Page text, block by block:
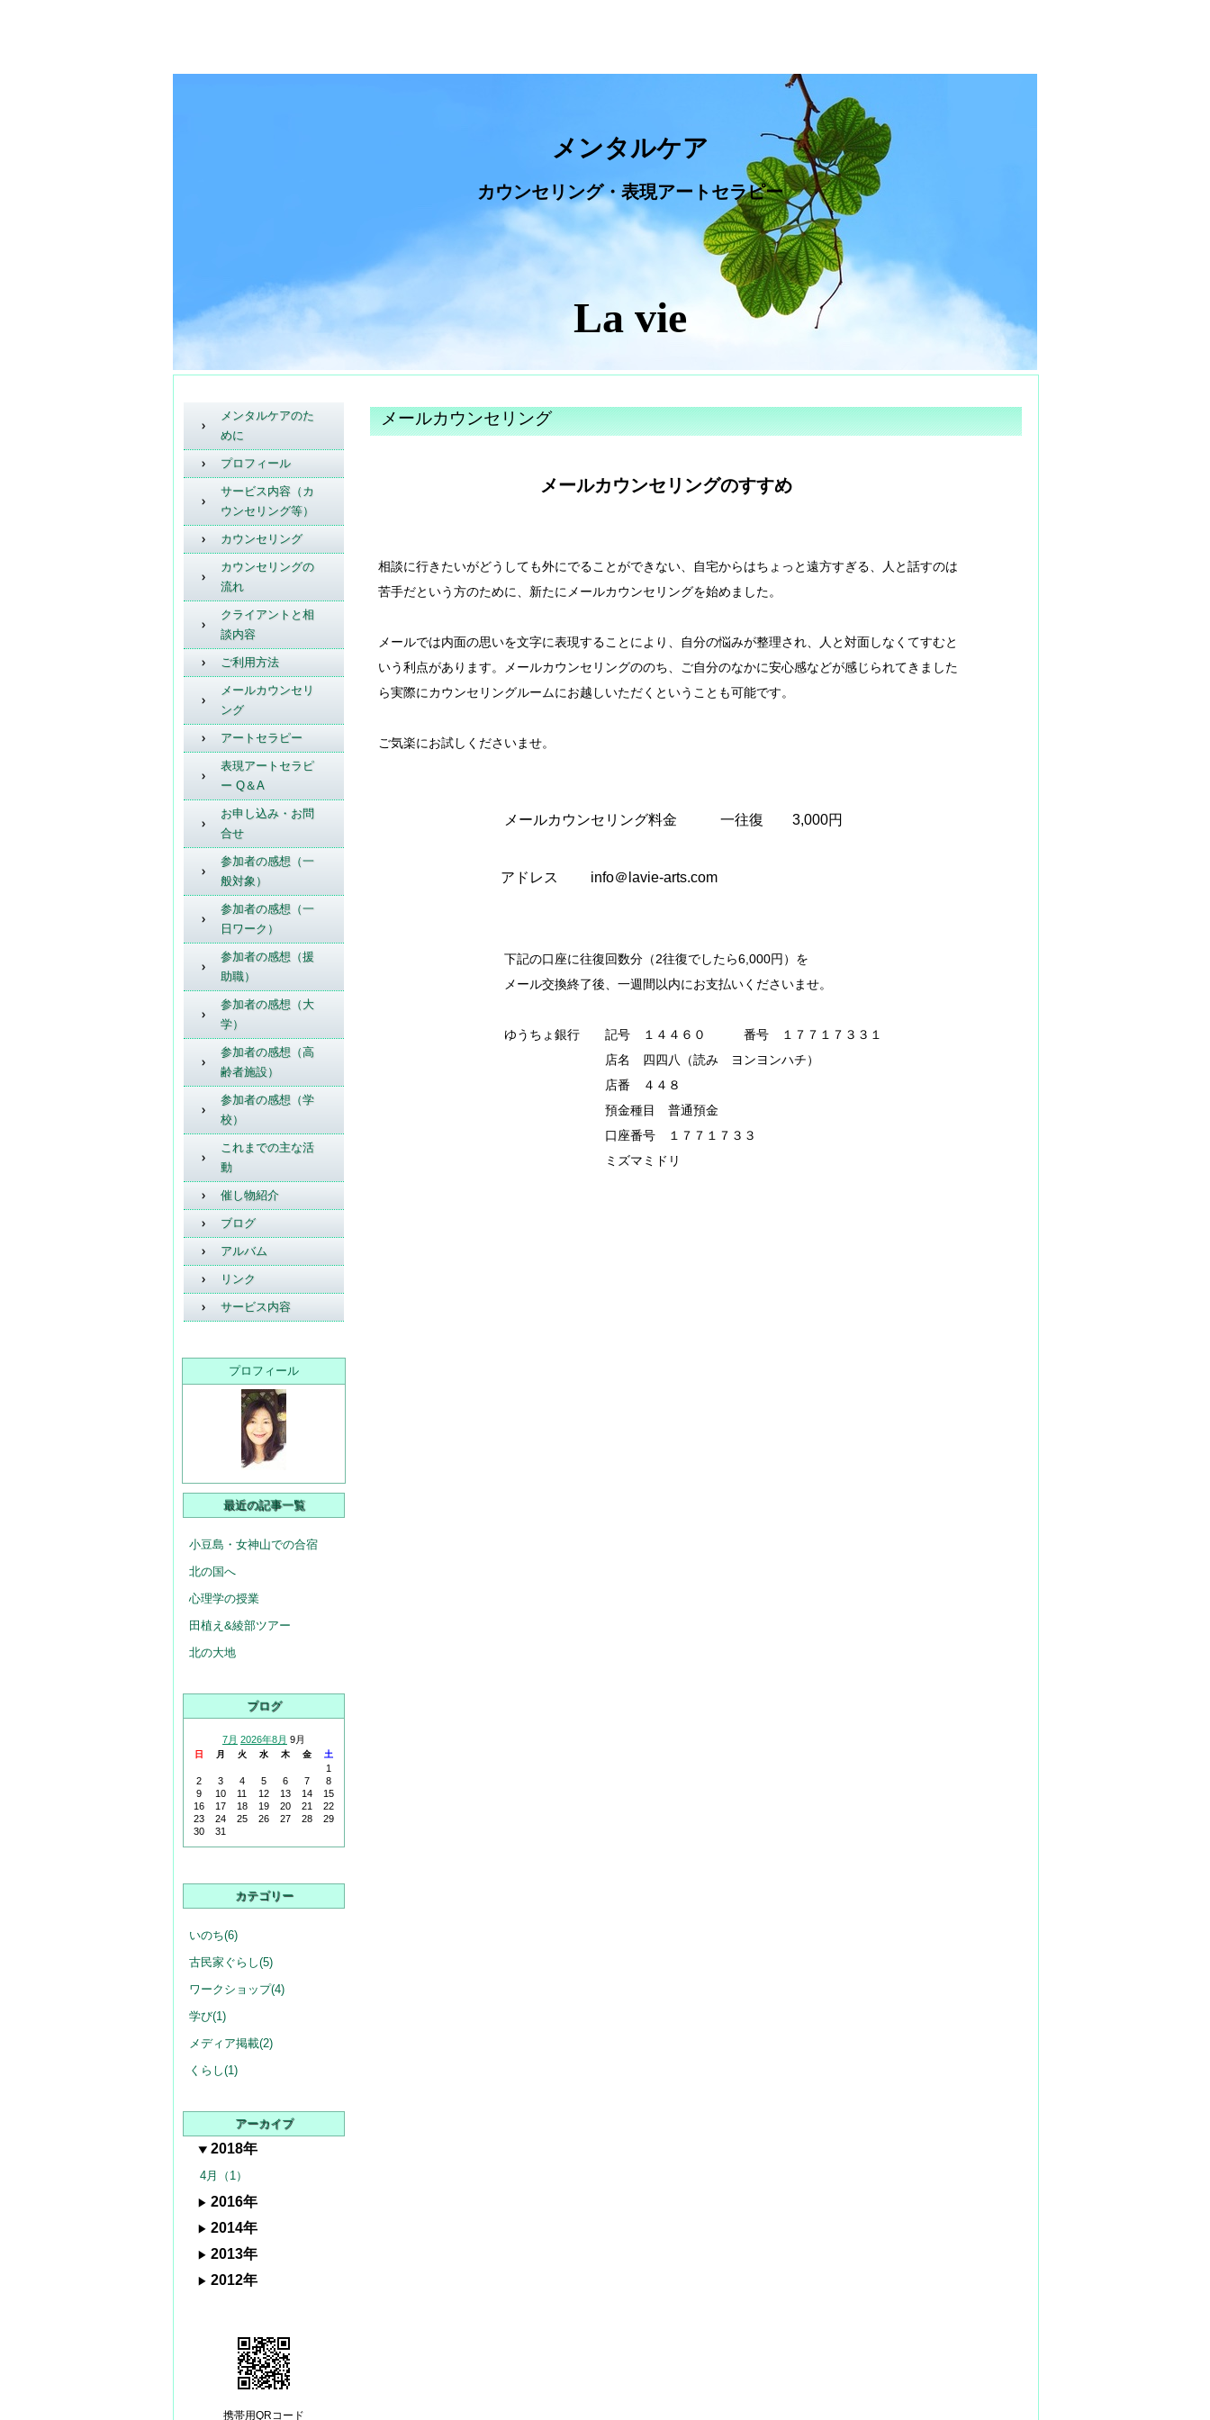
メンタルケア
カウンセリング・表現アートセラピー
La vie
メールカウンセリング
メールカウンセリングのすすめ
相談に行きたいがどうしても外にでることができない、自宅からはちょっと遠方すぎる、人と話すのは
苦手だという方のために、新たにメールカウンセリングを始めました。
メールでは内面の思いを文字に表現することにより、自分の悩みが整理され、人と対面しなくてすむと
いう利点があります。メールカウンセリングののち、ご自分のなかに安心感などが感じられてきました
ら実際にカウンセリングルームにお越しいただくということも可能です。
ご気楽にお試しくださいませ。
メールカウンセリング料金 一往復 3,000円
アドレス info＠lavie-arts.com
下記の口座に往復回数分（2往復でしたら6,000円）を
メール交換終了後、一週間以内にお支払いくださいませ。
ゆうちょ銀行 記号 １４４６０ 番号 １７７１７３３１
店名 四四八（読み ヨンヨンハチ）
店番 ４４８
預金種目 普通預金
口座番号 １７７１７３３
ミズマミドリ
メンタルケアのた
めに
プロフィール
サービス内容（カ
ウンセリング等）
カウンセリング
カウンセリングの
流れ
クライアントと相
談内容
ご利用方法
メールカウンセリ
ング
アートセラピー
表現アートセラピ
ー Q＆A
お申し込み・お問
合せ
参加者の感想（一
般対象）
参加者の感想（一
日ワーク）
参加者の感想（援
助職）
参加者の感想（大
学）
参加者の感想（高
齢者施設）
参加者の感想（学
校）
これまでの主な活
動
催し物紹介
ブログ
アルバム
リンク
サービス内容
プロフィール
最近の記事一覧
小豆島・女神山での合宿
北の国へ
心理学の授業
田植え&綾部ツアー
北の大地
ブログ
7月 2026年8月 9月
日 月 火 水 木 金 土
1
2
3 4 5 6 7
8
9
10 11 12 13 14
15
16
17 18 19 20 21
22
23
24 25 26 27 28
29
30
31
カテゴリー
いのち(6)
古民家ぐらし(5)
ワークショップ(4)
学び(1)
メディア掲載(2)
くらし(1)
アーカイブ
2018年
4月（1）
2016年
2014年
2013年
2012年
携帯用QRコード